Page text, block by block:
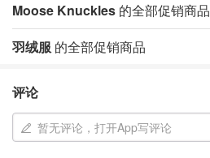
Moose Knuckles 的全部促销商品
羽绒服 的全部促销商品
评论
暂无评论，打开App写评论